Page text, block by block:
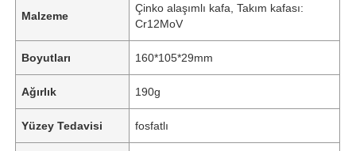
Malzeme
Çinko alaşımlı kafa, Takım kafası:
Cr12MoV
Boyutları 160*105*29mm
Ağırlık 190g
Yüzey Tedavisi fosfatlı